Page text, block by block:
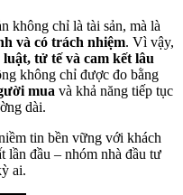
không chỉ là tài sản, mà là
và có trách nhiệm. Vì vậy,
tử tế và cam kết lâu
không chỉ được đo bằng
mua và khả năng tiếp tục
dài.
tin bền vững với khách
lần đầu – nhóm nhà đầu tư
ai.